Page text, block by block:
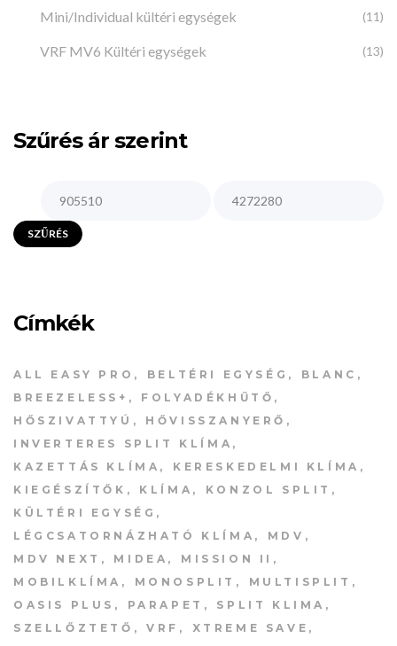
Mini/Individual kültéri egységek (11)
VRF MV6 Kültéri egységek (13)
Szűrés ár szerint
SZŰRÉS
Címkék
ALL EASY PRO BELTÉRI EGYSÉG
BLANC
BREEZELESS+
FOLYADÉKHŰTŐ
HŐSZIVATTYÚ
HŐVISSZANYERŐ
INVERTERES SPLIT KLÍMA
KAZETTÁS KLÍMA
KERESKEDELMI KLÍMA
KIEGÉSZÍTŐK
KLÍMA
KONZOL SPLIT
KÜLTÉRI EGYSÉG
LÉGCSATORNÁZHATÓ KLÍMA
MDV
MDV NEXT
MIDEA
MISSION II
MOBILKLÍMA
MONOSPLIT
MULTISPLIT
OASIS PLUS
PARAPET
SPLIT KLIMA
SZELLŐZTETŐ
VRF
XTREME SAVE